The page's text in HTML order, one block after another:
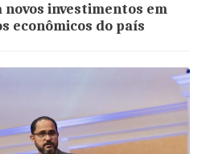
investimentos em
econômicos do país